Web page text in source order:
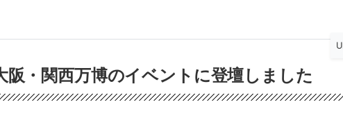
阪・関西万博のイベントに登壇しました